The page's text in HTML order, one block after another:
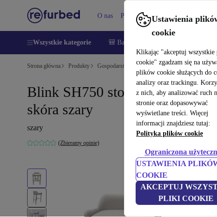
Ustawienia
cookie
Klikając "akceptuj
cookie" zgadzam się na
plików cookie służących do
analizy oraz trackingu.
z nich, aby analizować ruch
stronie oraz dopasowywać
wyświetlane treści. Więcej
informacji znajdziesz tutaj:
Polityka plików cookie
Ograniczona
USTAWIENIA
COOKIE
AKCEPTUJ
PLIKI COOKIE
O nas Pomoc
Wszystkie kategorie 🎒 Back to school
Strona główna Produkty Gospodarstwo domowe Meble
Blink SH750 stołek barowy
skóra szary
szary
(Zbieramy opinie)